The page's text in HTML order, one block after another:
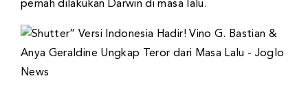
pernah dilakukan Darwin di masa lalu.